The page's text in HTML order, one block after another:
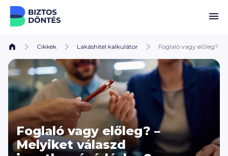
Ugrás a tartalomhoz
Cikkek Lakáshitel kalkulátor Foglaló vagy előleg? –
Foglaló vagy előleg? –
Melyiket válaszd